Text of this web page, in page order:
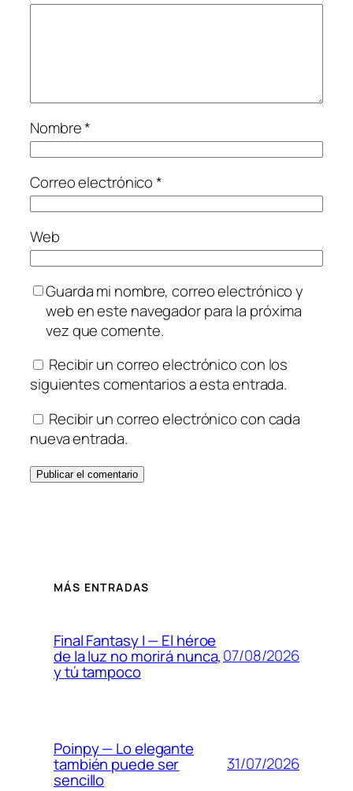
Nombre*
Correo electrónico*
Web
Guarda mi nombre, correo electrónico y
web en este navegador para la próxima
vez que comente.
Recibir un correo electrónico con los
siguientes comentarios a esta entrada.
Recibir un correo electrónico con cada
nueva entrada.
MÁS ENTRADAS
Final Fantasy I — El héroe
de la luz no morirá nunca,
y tú tampoco
07/08/2026
Poinpy — Lo elegante
también puede ser
sencillo
31/07/2026